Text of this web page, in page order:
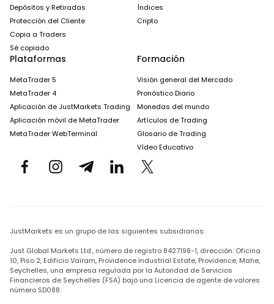
Depósitos y Retiradas
Protección del Cliente
Copia a Traders
Sé copiado
Índices
Cripto
Plataformas
MetaTrader 5
MetaTrader 4
Aplicación de JustMarkets Trading
Aplicación móvil de MetaTrader
MetaTrader WebTerminal
Formación
Visión general del Mercado
Pronóstico Diario
Monedas del mundo
Artículos de Trading
Glosario de Trading
Vídeo Educativo
JustMarkets es un grupo de las siguientes subsidiarias:
Just Global Markets Ltd., número de registro 8427198-1, dirección: Oficina
10, Piso 2, Edificio Vairam, Providence Industrial Estate, Providence, Mahe,
Seychelles, una empresa regulada por la Autoridad de Servicios
Financieros de Seychelles (FSA) bajo una Licencia de agente de valores
número SD088.